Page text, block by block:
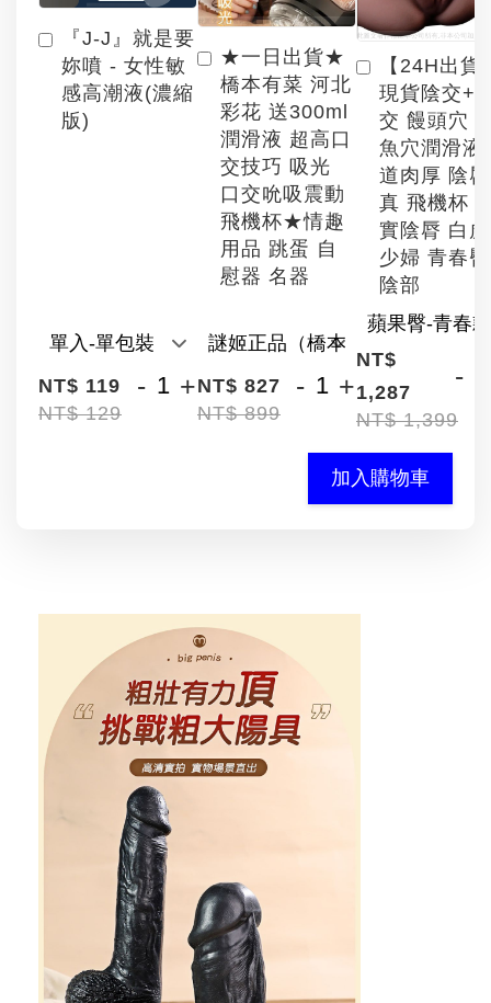
『J-J』就是要
妳噴 - 女性敏
感高潮液(濃縮
版)
NT$ 119
NT$ 129
- +
★一日出貨★
橋本有菜 河北
彩花 送300ml
潤滑液 超高口
交技巧 吸光
口交吮吸震動
飛機杯★情趣
用品 跳蛋 自
慰器 名器
NT$ 827
NT$ 899
- +
【24H出貨
現貨陰交+
交 饅頭穴
魚穴潤滑液
道肉厚 陰
真 飛機杯
實陰脣 白
少婦 青春臀
陰部
NT$
1,287
NT$ 1,399
-
加入購物車